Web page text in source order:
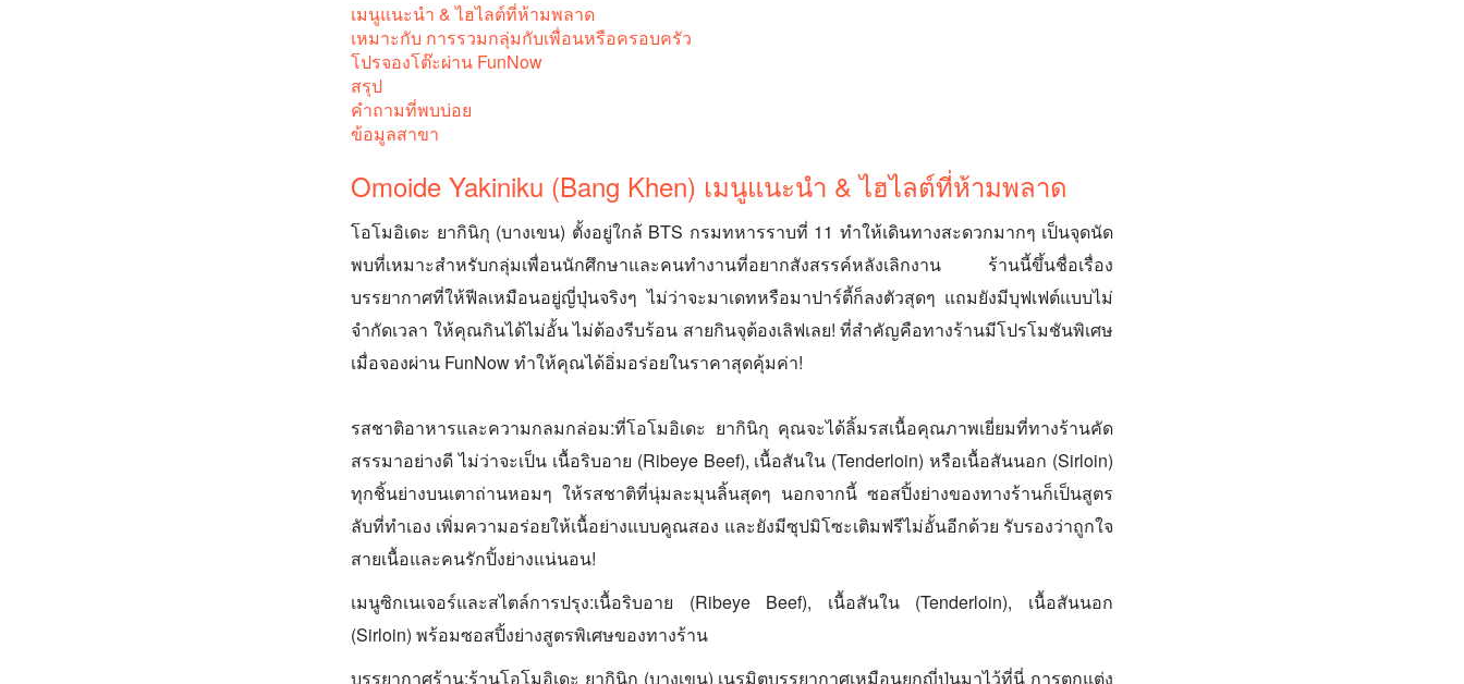
เมนูแนะนำ & ไฮไลต์ที่ห้ามพลาด
เหมาะกับ การรวมกลุ่มกับเพื่อนหรือครอบครัว
โปรจองโต๊ะผ่าน FunNow
สรุป
คำถามที่พบบ่อย
ข้อมูลสาขา
Omoide Yakiniku (Bang Khen) เมนูแนะนำ & ไฮไลต์ที่ห้ามพลาด
โอโมอิเดะ ยากินิกุ (บางเขน) ตั้งอยู่ใกล้ BTS กรมทหารราบที่ 11 ทำให้เดินทางสะดวกมากๆ เป็นจุดนัด
พบที่เหมาะสำหรับกลุ่มเพื่อนนักศึกษาและคนทำงานที่อยากสังสรรค์หลังเลิกงาน ร้านนี้ขึ้นชื่อเรื่อง
บรรยากาศที่ให้ฟีลเหมือนอยู่ญี่ปุ่นจริงๆ ไม่ว่าจะมาเดทหรือมาปาร์ตี้ก็ลงตัวสุดๆ แถมยังมีบุฟเฟต์แบบไม่
จำกัดเวลา ให้คุณกินได้ไม่อั้น ไม่ต้องรีบร้อน สายกินจุต้องเลิฟเลย! ที่สำคัญคือทางร้านมีโปรโมชันพิเศษ
เมื่อจองผ่าน FunNow ทำให้คุณได้อิ่มอร่อยในราคาสุดคุ้มค่า!
รสชาติอาหารและความกลมกล่อม:ที่โอโมอิเดะ ยากินิกุ คุณจะได้ลิ้มรสเนื้อคุณภาพเยี่ยมที่ทางร้านคัด
สรรมาอย่างดี ไม่ว่าจะเป็น เนื้อริบอาย (Ribeye Beef), เนื้อสันใน (Tenderloin) หรือเนื้อสันนอก (Sirloin)
ทุกชิ้นย่างบนเตาถ่านหอมๆ ให้รสชาติที่นุ่มละมุนลิ้นสุดๆ นอกจากนี้ ซอสปิ้งย่างของทางร้านก็เป็นสูตร
ลับที่ทำเอง เพิ่มความอร่อยให้เนื้อย่างแบบคูณสอง และยังมีซุปมิโซะเติมฟรีไม่อั้นอีกด้วย รับรองว่าถูกใจ
สายเนื้อและคนรักปิ้งย่างแน่นอน!
เมนูซิกเนเจอร์และสไตล์การปรุง:เนื้อริบอาย (Ribeye Beef), เนื้อสันใน (Tenderloin), เนื้อสันนอก
(Sirloin) พร้อมซอสปิ้งย่างสูตรพิเศษของทางร้าน
บรรยากาศร้าน:ร้านโอโมอิเดะ ยากินิกุ (บางเขน) เนรมิตบรรยากาศเหมือนยกญี่ปุ่นมาไว้ที่นี่ การตกแต่ง